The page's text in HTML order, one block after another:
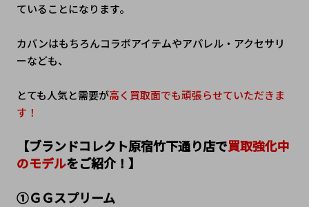
ていることになります。
カバンはもちろんコラボアイテムやアパレル・アクセサリ
ーなども、
とても人気と需要が高く買取面でも頑張らせていただきま
す！
【ブランドコレクト原宿竹下通り店で買取強化中
のモデルをご紹介！】
①ＧＧスプリーム